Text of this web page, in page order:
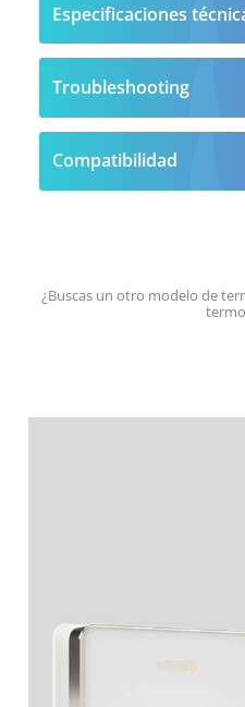
Especificaciones
Troubleshooting
Compatibilidad
¿Buscas un otro modelo de